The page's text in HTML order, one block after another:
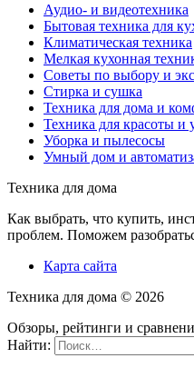
Аудио- и видеотехника
Бытовая техника для
Климатическая техника
Мелкая кухонная
Советы по выбору и
Стирка и сушка
Техника для дома и
Техника для красоты и
Уборка и пылесосы
Умный дом и
Техника для дома
Как выбрать, что купить,
проблем. Поможем
Карта сайта
Техника для дома © 2026
Обзоры, рейтинги и
Найти: